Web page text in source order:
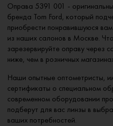
Оправа 5391 001 -
бренда Tom Ford, который
приобрести понравившуюся
из наших салонов в Москве.
зарезервируйте оправу через
ниже, чем в розничных
Наши опытные оптометристы,
сертификаты о специальном
современном оборудовании
подберут для вас линзы в
ваших потребностей.